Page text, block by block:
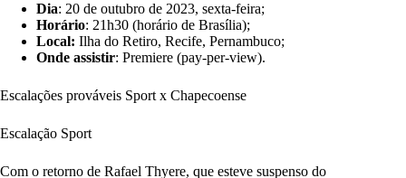
Dia: 20 de outubro de 2023, sexta-feira;
Horário: 21h30 (horário de Brasília);
Local: Ilha do Retiro, Recife, Pernambuco;
Onde assistir: Premiere (pay-per-view).
Escalações prováveis Sport x Chapecoense
Escalação Sport
Com o retorno de Rafael Thyere, que esteve suspenso do